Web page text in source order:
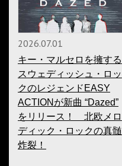
2026.07.01
キー・マルセロを擁する
スウェディッシュ・ロッ
クのレジェンドEASY
ACTIONが新曲 “Dazed”
をリリース！ 北欧メロ
ディック・ロックの真髄
炸裂！